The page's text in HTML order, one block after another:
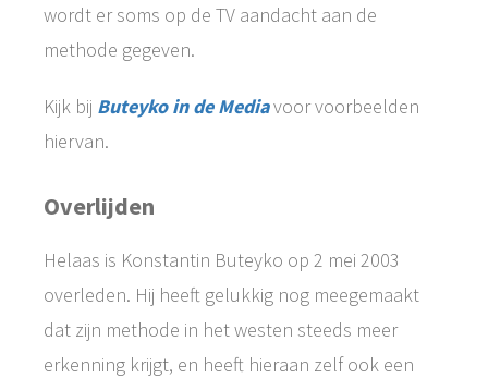
wordt er soms op de TV aandacht aan de
methode gegeven.
Kijk bij Buteyko in de Mediavoor voorbeelden
hiervan.
Overlijden
Helaas is Konstantin Buteyko op 2 mei 2003
overleden. Hij heeft gelukkig nog meegemaakt
dat zijn methode in het westen steeds meer
erkenning krijgt, en heeft hieraan zelf ook een